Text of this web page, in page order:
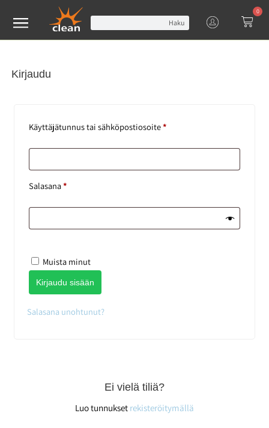
Haku
0
Kirjaudu
Käyttäjätunnus tai sähköpostiosoite*
Salasana*
Muista minut
Kirjaudu sisään
Salasana unohtunut?
Ei vielä tiliä?
Luo tunnukset rekisteröitymällä